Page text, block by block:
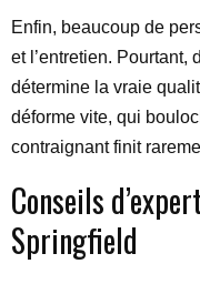
Enfin, beaucoup de
et l’entretien. Pourtant,
détermine la vraie
déforme vite, qui
contraignant finit
Conseils
Springfield